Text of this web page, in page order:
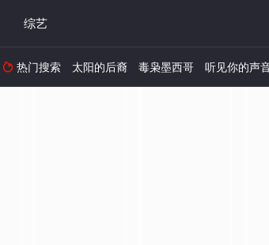
综艺
 热门搜索 太阳的后裔 毒枭墨西哥 听见你的声